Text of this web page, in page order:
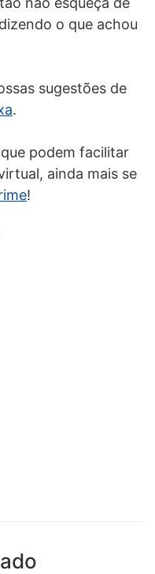
o que achou
sugestões de
.
podem facilitar
ainda mais se
!